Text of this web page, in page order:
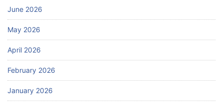
June 2026
May 2026
April 2026
February 2026
January 2026